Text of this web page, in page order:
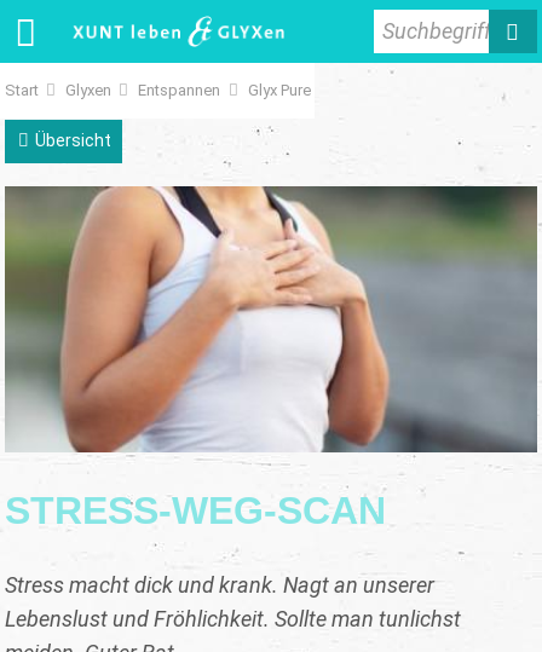
Suchbegriff
Start Glyxen Entspannen Glyx Pure
Übersicht
STRESS-WEG-SCAN
Stress macht dick und krank. Nagt an unserer
Lebenslust und Fröhlichkeit. Sollte man tunlichst